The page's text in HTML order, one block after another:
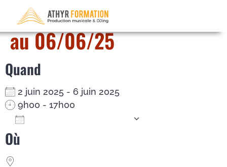
Cubase – du 02/06/25
au 06/06/25
Quand
2 juin 2025 - 6 juin 2025
9h00 - 17h00
Où